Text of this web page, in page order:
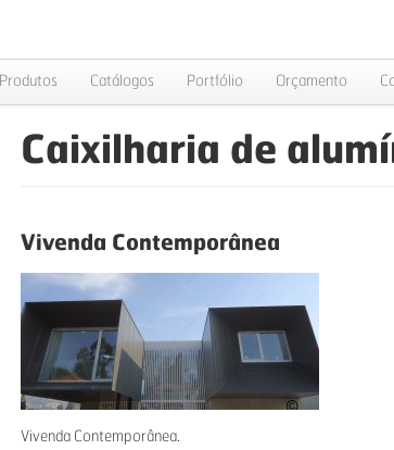
Produtos Catálogos Portfólio Orçamento
Caixilharia de
Vivenda Contemporânea
Vivenda Contemporânea.